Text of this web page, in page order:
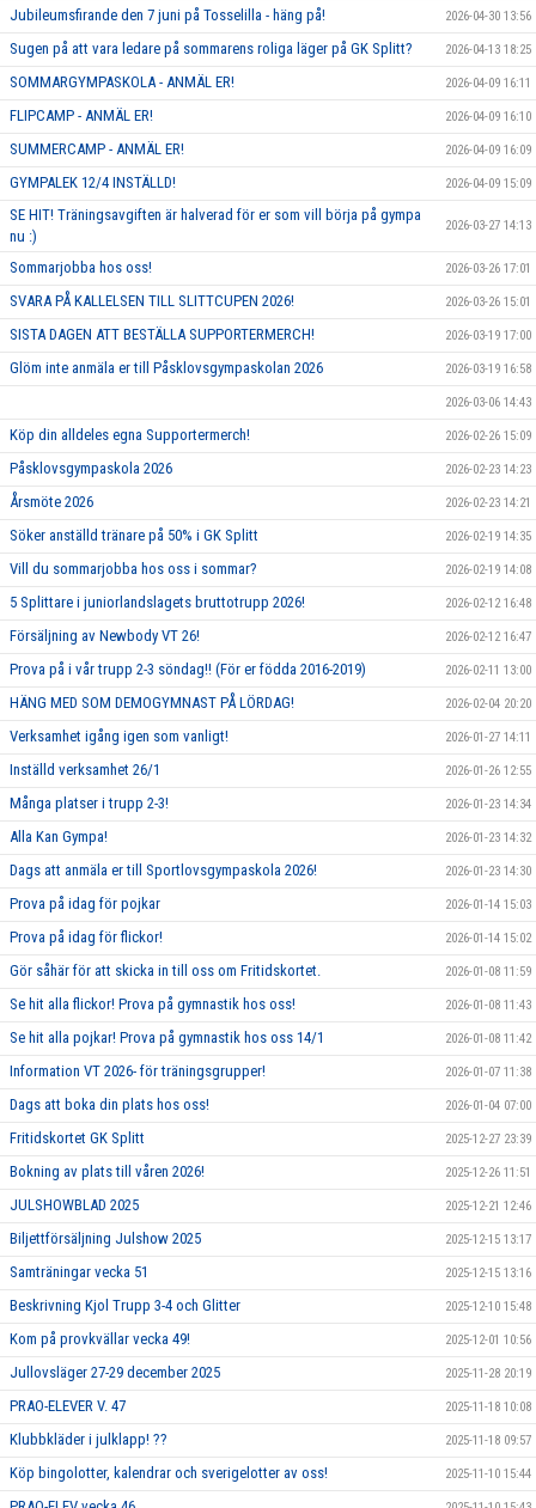
Jubileumsfirande den 7 juni på Tosselilla - häng på! 2026-04-30 13:56
Sugen på att vara ledare på sommarens roliga läger på GK Splitt? 2026-04-13 18:25
SOMMARGYMPASKOLA - ANMÄL ER! 2026-04-09 16:11
FLIPCAMP - ANMÄL ER! 2026-04-09 16:10
SUMMERCAMP - ANMÄL ER! 2026-04-09 16:09
GYMPALEK 12/4 INSTÄLLD! 2026-04-09 15:09
SE HIT! Träningsavgiften är halverad för er som vill börja på gympa
nu :)
2026-03-27 14:13
Sommarjobba hos oss! 2026-03-26 17:01
SVARA PÅ KALLELSEN TILL SLITTCUPEN 2026! 2026-03-26 15:01
SISTA DAGEN ATT BESTÄLLA SUPPORTERMERCH! 2026-03-19 17:00
Glöm inte anmäla er till Påsklovsgympaskolan 2026 2026-03-19 16:58
2026-03-06 14:43
Köp din alldeles egna Supportermerch! 2026-02-26 15:09
Påsklovsgympaskola 2026 2026-02-23 14:23
Årsmöte 2026 2026-02-23 14:21
Söker anställd tränare på 50% i GK Splitt 2026-02-19 14:35
Vill du sommarjobba hos oss i sommar? 2026-02-19 14:08
5 Splittare i juniorlandslagets bruttotrupp 2026! 2026-02-12 16:48
Försäljning av Newbody VT 26! 2026-02-12 16:47
Prova på i vår trupp 2-3 söndag!! (För er födda 2016-2019) 2026-02-11 13:00
HÄNG MED SOM DEMOGYMNAST PÅ LÖRDAG! 2026-02-04 20:20
Verksamhet igång igen som vanligt! 2026-01-27 14:11
Inställd verksamhet 26/1 2026-01-26 12:55
Många platser i trupp 2-3! 2026-01-23 14:34
Alla Kan Gympa! 2026-01-23 14:32
Dags att anmäla er till Sportlovsgympaskola 2026! 2026-01-23 14:30
Prova på idag för pojkar 2026-01-14 15:03
Prova på idag för flickor! 2026-01-14 15:02
Gör såhär för att skicka in till oss om Fritidskortet. 2026-01-08 11:59
Se hit alla flickor! Prova på gymnastik hos oss! 2026-01-08 11:43
Se hit alla pojkar! Prova på gymnastik hos oss 14/1 2026-01-08 11:42
Information VT 2026- för träningsgrupper! 2026-01-07 11:38
Dags att boka din plats hos oss! 2026-01-04 07:00
Fritidskortet GK Splitt 2025-12-27 23:39
Bokning av plats till våren 2026! 2025-12-26 11:51
JULSHOWBLAD 2025 2025-12-21 12:46
Biljettförsäljning Julshow 2025 2025-12-15 13:17
Samträningar vecka 51 2025-12-15 13:16
Beskrivning Kjol Trupp 3-4 och Glitter 2025-12-10 15:48
Kom på provkvällar vecka 49! 2025-12-01 10:56
Jullovsläger 27-29 december 2025 2025-11-28 20:19
PRAO-ELEVER V. 47 2025-11-18 10:08
Klubbkläder i julklapp! ?? 2025-11-18 09:57
Köp bingolotter, kalendrar och sverigelotter av oss! 2025-11-10 15:44